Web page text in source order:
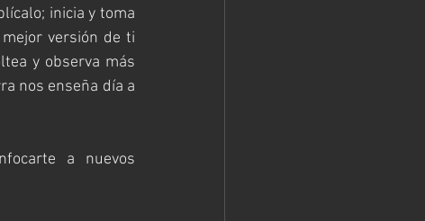
inicia y toma
versión de ti
y observa más
nos enseña día a
a nuevos